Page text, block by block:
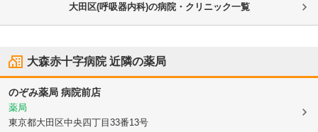
大田区(呼吸器内科)の病院・クリニック一覧
大森赤十字病院近隣の薬局
のぞみ薬局 病院前店
薬局
東京都大田区中央四丁目33番13号